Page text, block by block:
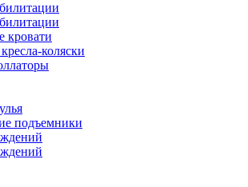
кровати
коляски
подъемники